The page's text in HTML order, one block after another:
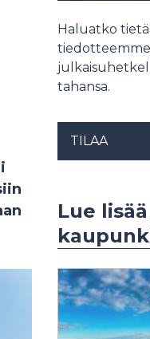
Haluatko
tahansa.
TILAA
Lue